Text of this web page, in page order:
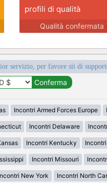
profili di qualità
Qualità confermata
servizio, per favore sii di
Incontri Armed Forces Europe
Incontri Delaware
Incontri Kentucky
Incontri Missouri
New York Incontri North